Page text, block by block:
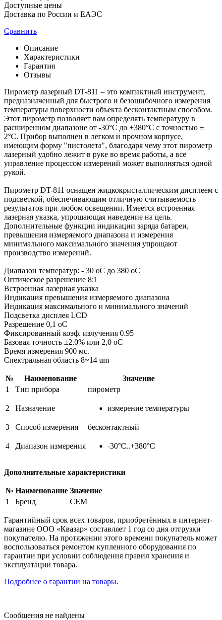
Доступные цены
Доставка по России и ЕАЭС
Сравнить
Описание
Характеристики
Гарантия
Отзывы
Пирометр лазерный DT-811 – это компактный инструмент,
предназначенный для быстрого и безошибочного измерения
температуры поверхности объекта бесконтактным способом.
Этот пирометр позволяет вам определять температуру в
расширенном диапазоне от -30°C до +380°С с точностью ±
2°С. Прибор выполнен в легком и прочном корпусе,
имеющим форму "пистолета", благодаря чему этот пирометр
лазерный удобно лежит в руке во время работы, а все
управление процессом измерений может выполняться одной
рукой.
Пирометр DT-811 оснащен жидкокристаллическим дисплеем с
подсветкой, обеспечивающим отличную считываемость
результатов при любом освещении. Имеется встроенная
лазерная указка, упрощающая наведение на цель.
Дополнительные функции индикации заряда батареи,
превышения измеряемого диапазона и измерения
минимального максимального значения упрощают
производство измерений.
Диапазон температур: - 30 оC до 380 оC
Оптическое разрешение 8:1
Встроенная лазерная указка
Индикация превышения измеряемого диапазона
Индикация максимального и минимального значений
Подсветка дисплея LCD
Разрешение 0,1 оC
Фиксированный коэф. излучения 0.95
Базовая точность ±2.0% или 2,0 оC
Время измерения 900 мс.
Спектральная область 8~14 um
№ Наименование
Значение
1
Тип прибора пирометр
2 Назначение измерение температуры
3 Способ измерения бесконтактный
4 Диапазон измерения -30°С..+380°С
Дополнительные характеристики
№ Наименование Значение
1
Бренд CEM
Гарантийный срок всех товаров, приобретённых в интернет-
магазине ООО «Квазар» составляет 1 год со дня отгрузки
покупателю. На протяжении этого времени покупатель может
воспользоваться ремонтом купленного оборудования по
гарантии при условии соблюдения правил хранения и
эксплуатации товара.
Подробнее о гарантии на товары.
Сообщения не найдены